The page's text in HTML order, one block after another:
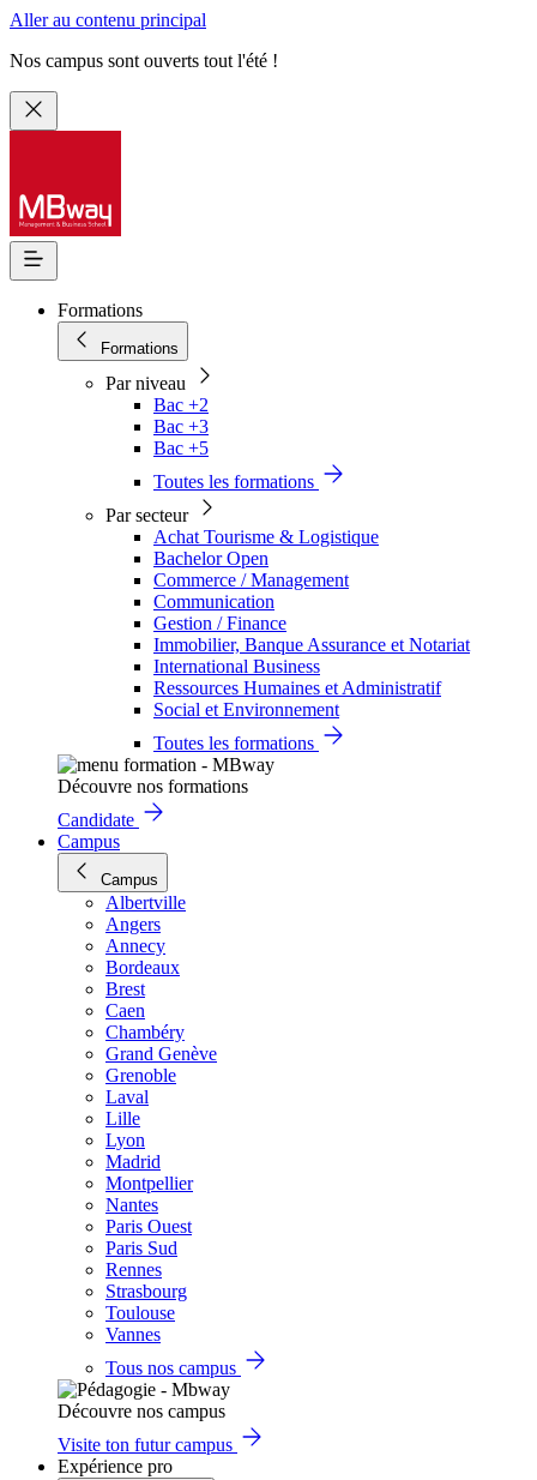
Aller au contenu principal
Nos campus sont ouverts tout l'été !
Formations
Formations
Par niveau
Bac +2
Bac +3
Bac +5
Toutes les formations
Par secteur
Achat Tourisme & Logistique
Bachelor Open
Commerce / Management
Communication
Gestion / Finance
Immobilier, Banque Assurance et Notariat
International Business
Ressources Humaines et Administratif
Social et Environnement
Toutes les formations
Découvre nos formations
Candidate
Campus
Campus
Albertville
Angers
Annecy
Bordeaux
Brest
Caen
Chambéry
Grand Genève
Grenoble
Laval
Lille
Lyon
Madrid
Montpellier
Nantes
Paris Ouest
Paris Sud
Rennes
Strasbourg
Toulouse
Vannes
Tous nos campus
Découvre nos campus
Visite ton futur campus
Expérience pro